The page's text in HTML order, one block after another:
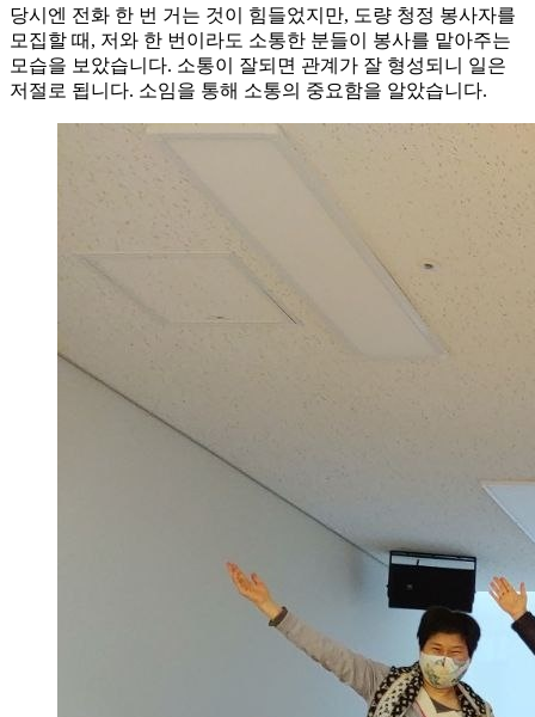
당시엔 전화 한 번 거는 것이 힘들었지만, 도량 청정 봉사자를
모집할 때, 저와 한 번이라도 소통한 분들이 봉사를 맡아주는
모습을 보았습니다. 소통이 잘되면 관계가 잘 형성되니 일은
저절로 됩니다. 소임을 통해 소통의 중요함을 알았습니다.